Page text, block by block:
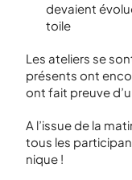
devaient
toile
Les ateliers se
présents ont
ont fait preuve
A l’issue de la
tous les
nique !